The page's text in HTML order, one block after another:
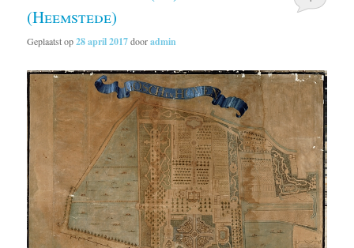
(Heemstede)
Geplaatst op28 april 2017dooradmin